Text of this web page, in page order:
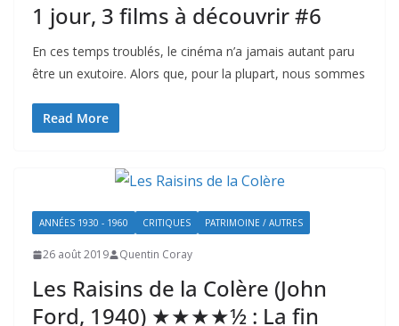
1 jour, 3 films à découvrir #6
En ces temps troublés, le cinéma n’a jamais autant paru
être un exutoire. Alors que, pour la plupart, nous sommes
Read More
ANNÉES 1930 - 1960 CRITIQUES PATRIMOINE / AUTRES
26 août 2019 Quentin Coray
Les Raisins de la Colère (John
Ford, 1940) ★★★★½ : La fin